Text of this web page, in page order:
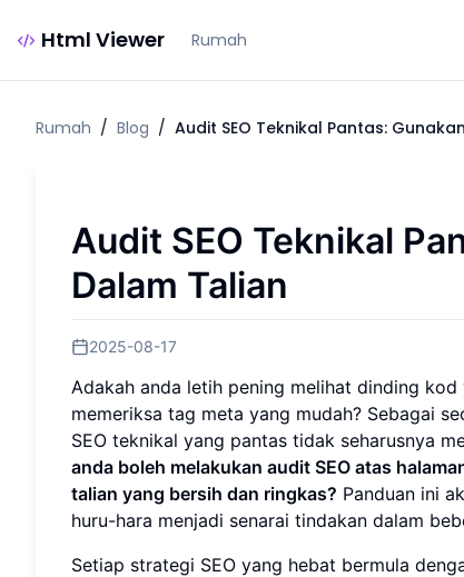
Html Viewer Rumah
Rumah / Blog / Audit SEO Teknikal Pantas:
Audit SEO Teknikal
Dalam Talian
2025-08-17
Adakah anda letih pening melihat dinding
memeriksa tag meta yang mudah? Sebagai
SEO teknikal yang pantas tidak seharusnya
anda boleh melakukan audit SEO atas
talian yang bersih dan ringkas? Panduan ini
huru-hara menjadi senarai tindakan dalam
Setiap strategi SEO yang hebat bermula